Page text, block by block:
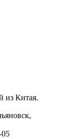
из Китая.
05